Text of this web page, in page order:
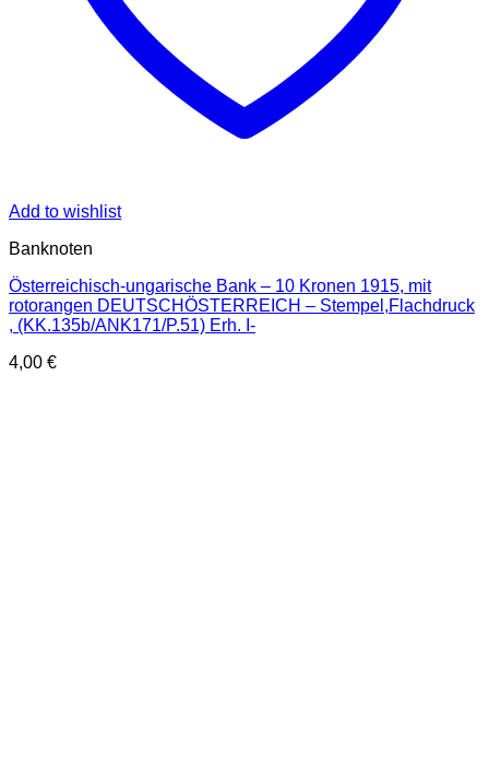
Add to wishlist
Banknoten
Österreichisch-ungarische Bank – 10 Kronen 1915, mit
rotorangen DEUTSCHÖSTERREICH – Stempel,Flachdruck
, (KK.135b/ANK171/P.51) Erh. I-
4,00 €